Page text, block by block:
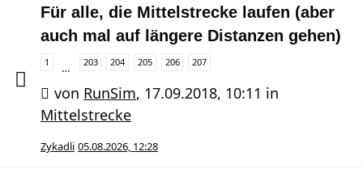
Für alle, die Mittelstrecke laufen (aber
auch mal auf längere Distanzen gehen)
1 … 203 204 205 206 207
von RunSim, 17.09.2018, 10:11 in
Mittelstrecke
Zykadli 05.08.2026, 12:28